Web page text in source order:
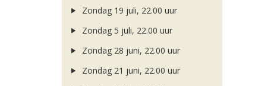
Zondag 19 juli, 22.00 uur
Zondag 5 juli, 22.00 uur
Zondag 28 juni, 22.00 uur
Zondag 21 juni, 22.00 uur